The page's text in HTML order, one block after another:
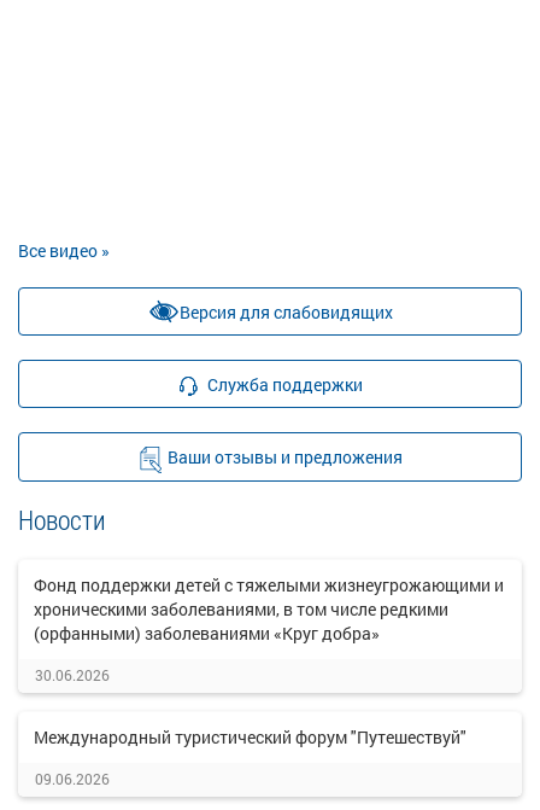
Все видео »
Версия для слабовидящих
Служба поддержки
Ваши отзывы и предложения
Новости
Фонд поддержки детей с тяжелыми жизнеугрожающими и
хроническими заболеваниями, в том числе редкими
(орфанными) заболеваниями «Круг добра»
30.06.2026
Международный туристический форум "Путешествуй"
09.06.2026